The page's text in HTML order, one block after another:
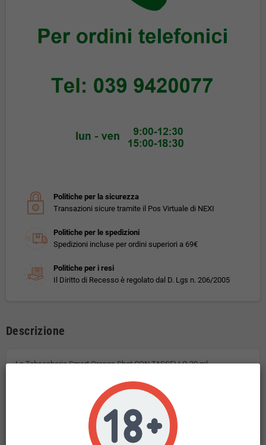
Politiche per la sicurezza
Transazioni sicure tramite il Pos Virtuale di NEXI
Politiche per le spedizioni
Spedizioni incluse per ordini superiori a 69€
Politiche per i resi
Il Diritto di Recesso è regolato dal D. Lgs n. 206/2005
Descrizione
La Tabaccheria Smart Orange Shot CON TASSELLO 20 ml
Gusto: tabacchi Red Virginia e Virginia .
Il liquido scomposto, per essere utilizzato, deve essere unito con 40 ml
vegetale. Oppure con 30ml di glicerina vegetale e nicotinato.
Questo prodotto non contiene nicotina.